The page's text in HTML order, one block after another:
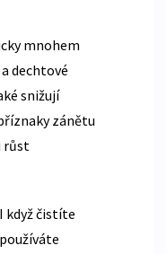
mnohem
dechtové
snižují
zánětu
růst
I když čistíte